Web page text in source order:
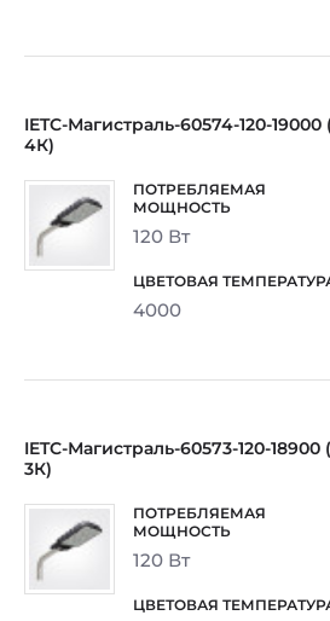
IETC-Магистраль-60574-120-19000
4К)
120 Вт
4000
IETC-Магистраль-60573-120-18900
3К)
120 Вт